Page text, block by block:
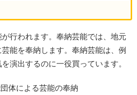
行われます。奉納芸能では、地元
能を奉納します。奉納芸能は、例
演出するのに一役買っています。
体による芸能の奉納